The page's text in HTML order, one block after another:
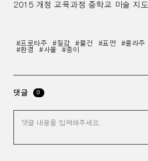
2015 개정 교육과정 중학교 미술 지
#프로타주 #질감 #물건 #표면 #콜라주
#환경
#사물 #종이
댓글 0